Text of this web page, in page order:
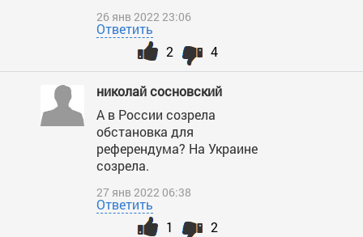
26 янв 2022 23:06
Ответить
4
2
николай сосновский
А в России созрела
обстановка для
референдума? На Украине
созрела.
27 янв 2022 06:38
Ответить
2
1